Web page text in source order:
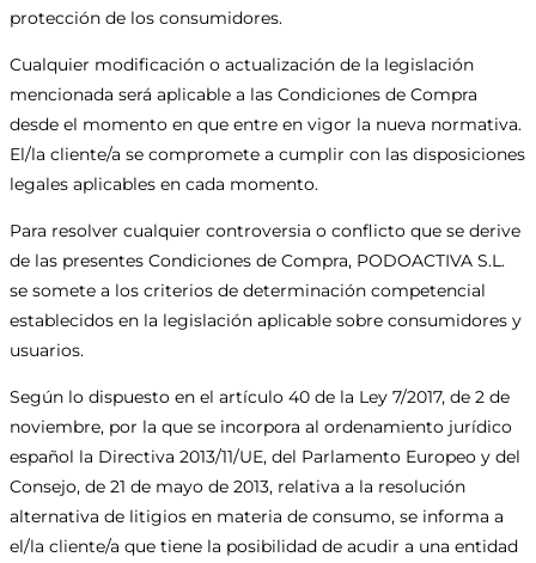
protección de los consumidores.
Cualquier modificación o actualización de la legislación
mencionada será aplicable a las Condiciones de Compra
desde el momento en que entre en vigor la nueva normativa.
El/la cliente/a se compromete a cumplir con las disposiciones
legales aplicables en cada momento.
Para resolver cualquier controversia o conflicto que se derive
de las presentes Condiciones de Compra, PODOACTIVA S.L.
se somete a los criterios de determinación competencial
establecidos en la legislación aplicable sobre consumidores y
usuarios.
Según lo dispuesto en el artículo 40 de la Ley 7/2017, de 2 de
noviembre, por la que se incorpora al ordenamiento jurídico
español la Directiva 2013/11/UE, del Parlamento Europeo y del
Consejo, de 21 de mayo de 2013, relativa a la resolución
alternativa de litigios en materia de consumo, se informa a
el/la cliente/a que tiene la posibilidad de acudir a una entidad